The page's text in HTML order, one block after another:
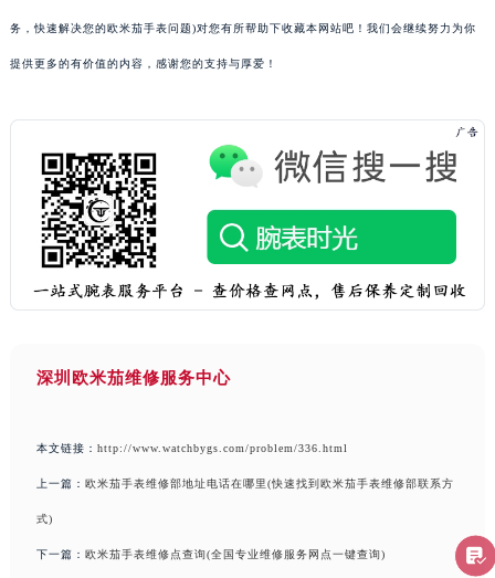
务，快速解决您的欧米茄手表问题)对您有所帮助下收藏本网站吧！我们会继续努力为你
提供更多的有价值的内容，感谢您的支持与厚爱！
深圳欧米茄维修服务中心
本文链接： http://www.watchbygs.com/problem/336.html
上一篇： 欧米茄手表维修部地址电话在哪里(快速找到欧米茄手表维修部联系方
式)
下一篇： 欧米茄手表维修点查询(全国专业维修服务网点一键查询)